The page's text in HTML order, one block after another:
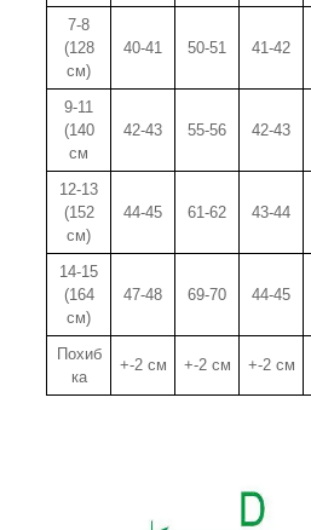
7-8
(128
см)
40-41 50-51 41-42
9-11
(140
см
42-43 55-56 42-43
12-13
(152
см)
44-45 61-62 43-44
14-15
(164
см)
47-48 69-70 44-45
Похиб
ка
+-2 см +-2 см +-2 см